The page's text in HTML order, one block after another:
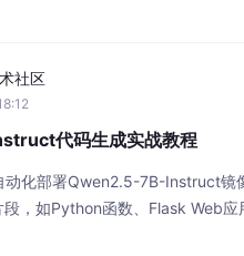
社区
代码生成实战教程
动化部署Qwen2.5-7B-Instruct镜
，如Python函数、Flask Web应